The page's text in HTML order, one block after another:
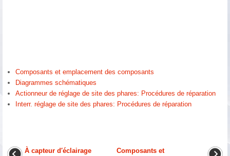
Composants et emplacement des composants
Diagrammes schématiques
Actionneur de réglage de site des phares: Procédures de réparation
Interr. réglage de site des phares: Procédures de réparation
À capteur d′éclairage
Composants et